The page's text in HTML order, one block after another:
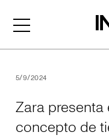
5/9/2024
Zara
concepto de